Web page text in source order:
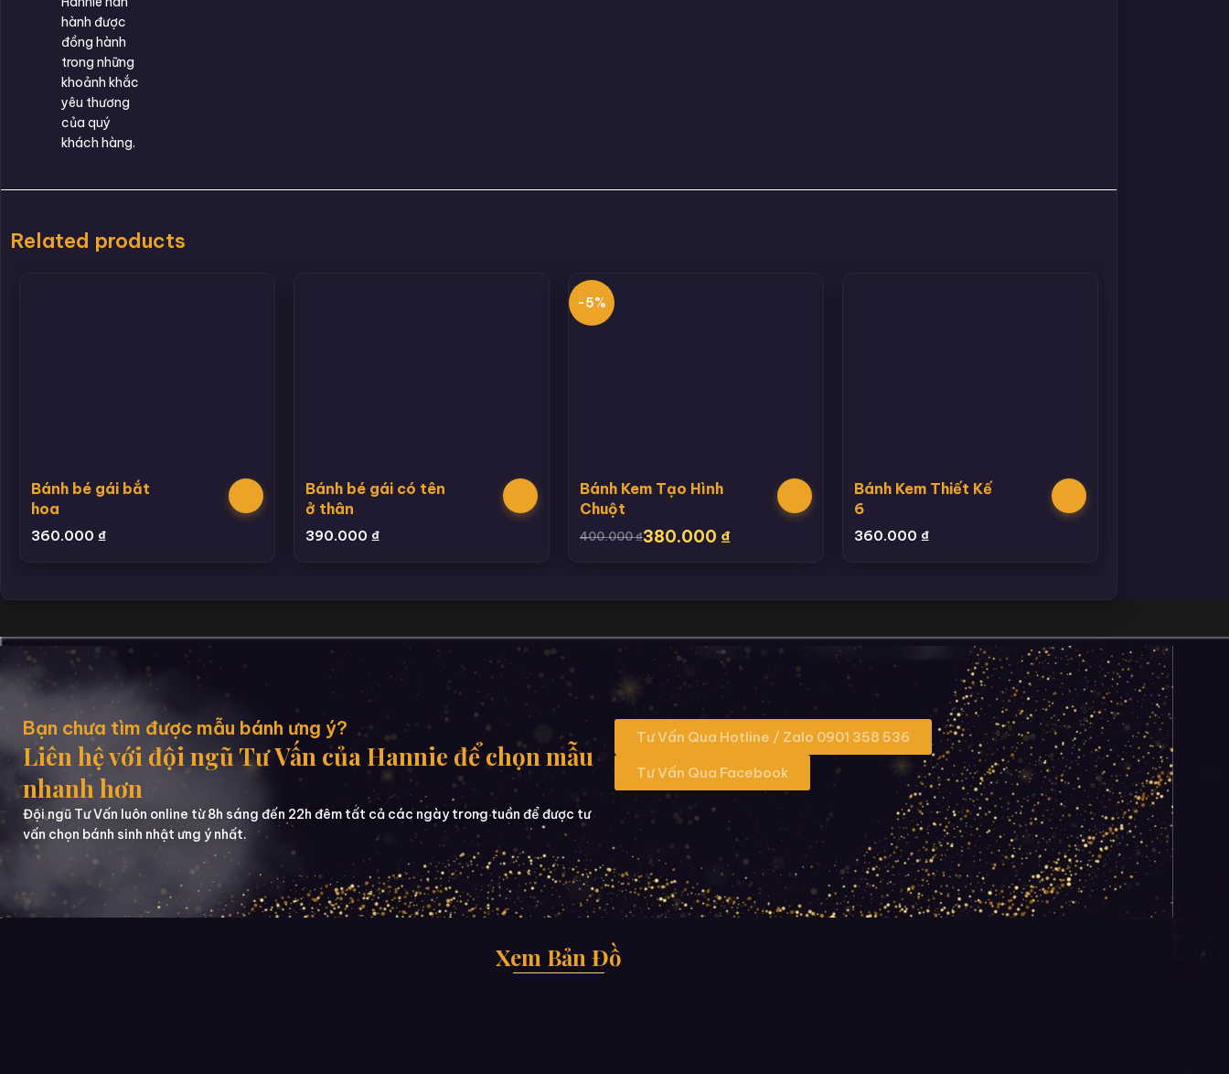
hành được
đồng hành
trong những
khoảnh khắc
yêu thương
của quý
khách hàng.
Related products
Bánh bé gái bắt
hoa
360.000 ₫
Bánh bé gái có tên
ở thân
390.000 ₫
-5%
Bánh Kem Tạo Hình
Chuột
400.000₫380.000 ₫
Bánh Kem Thiết Kế
6
360.000 ₫
Bạn chưa tìm được mẫu bánh ưng ý?
Liên hệ với đội ngũ Tư Vấn của Hannie để chọn mẫu
nhanh hơn
Đội ngũ Tư Vấn luôn online từ 8h sáng đến 22h đêm tất cả các ngày trong tuần để được tư
vấn chọn bánh sinh nhật ưng ý nhất.
Tư Vấn Qua Hotline / Zalo 0901 358 536
Tư Vấn Qua Facebook
Xem Bản Đồ